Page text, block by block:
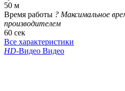
50 м
Время работы ? Максимальное
производителем
60 сек
Все характеристики
HD-Видео Видео